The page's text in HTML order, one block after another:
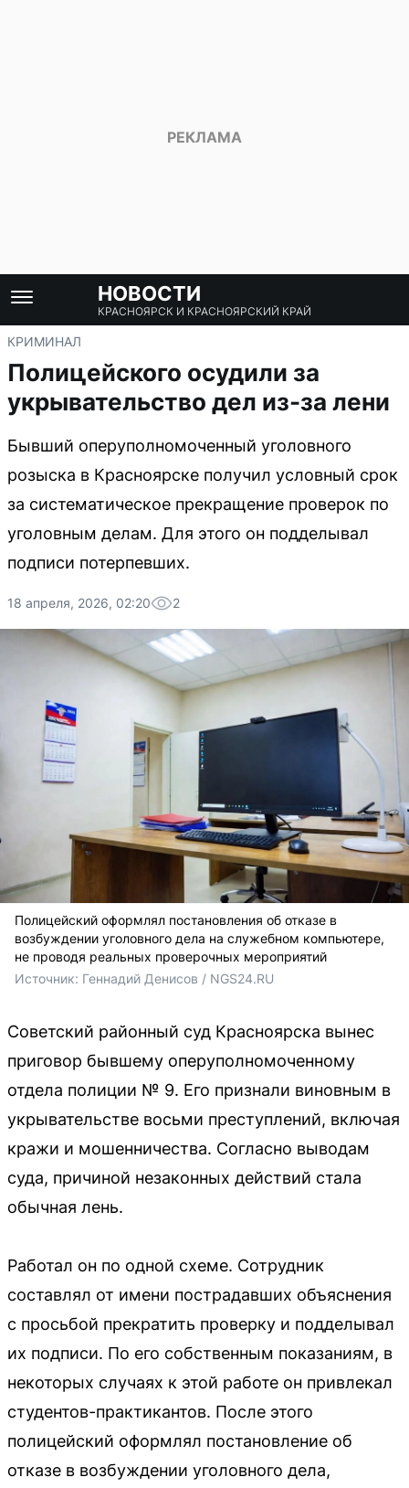
НОВОСТИ
КРАСНОЯРСК И КРАСНОЯРСКИЙ КРАЙ
КРИМИНАЛ
Полицейского осудили за
укрывательство дел из-за лени
Бывший оперуполномоченный уголовного
розыска в Красноярске получил условный срок
за систематическое прекращение проверок по
уголовным делам. Для этого он подделывал
подписи потерпевших.
18 апреля, 2026, 02:20 2
Полицейский оформлял постановления об отказе в
возбуждении уголовного дела на служебном компьютере,
не проводя реальных проверочных мероприятий
Источник: Геннадий Денисов / NGS24.RU
Советский районный суд Красноярска вынес
приговор бывшему оперуполномоченному
отдела полиции № 9. Его признали виновным в
укрывательстве восьми преступлений, включая
кражи и мошенничества. Согласно выводам
суда, причиной незаконных действий стала
обычная лень.
Работал он по одной схеме. Сотрудник
составлял от имени пострадавших объяснения
с просьбой прекратить проверку и подделывал
их подписи. По его собственным показаниям, в
некоторых случаях к этой работе он привлекал
студентов-практикантов. После этого
полицейский оформлял постановление об
отказе в возбуждении уголовного дела,